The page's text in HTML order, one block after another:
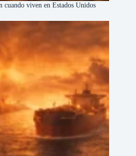
cuando viven en Estados Unidos